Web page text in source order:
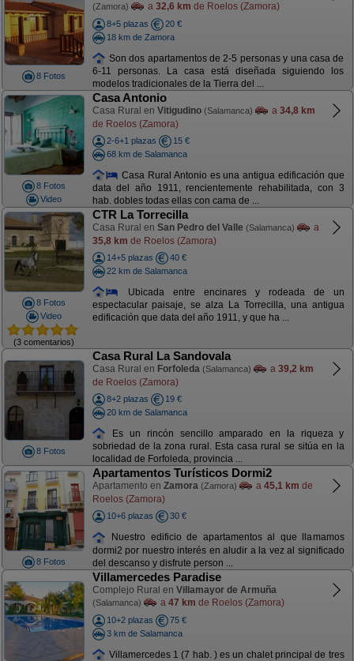
8 Fotos
(Zamora) a 32,6 km de Roelos (Zamora)
8+5 plazas
20 €
18 km de Zamora
Son dos apartamentos de 2-5 personas y una casa de
6-11 personas. La casa está diseñada siguiendo los
modelos tradicionales de la Tierra del ...
8 Fotos
Video
Casa Antonio
Casa Rural en Vitigudino (Salamanca) a 34,8 km
de Roelos (Zamora)
2-6+1 plazas
15 €
68 km de Salamanca
Casa Rural Antonio es una antigua edificación que
data del año 1911, rencientemente rehabilitada, con 3
hab. dobles todas ellas con cama de ...
8 Fotos
Video
(3 comentarios)
CTR La Torrecilla
Casa Rural en San Pedro del Valle (Salamanca)
a
35,8 km de Roelos (Zamora)
14+5 plazas
40 €
22 km de Salamanca
Ubicada entre encinares y rodeada de un
espectacular paisaje, se alza La Torrecilla, una antigua
edificación que data del año 1911, y que ha ...
8 Fotos
Casa Rural La Sandovala
Casa Rural en Forfoleda (Salamanca) a 39,2 km
de Roelos (Zamora)
8+2 plazas
19 €
20 km de Salamanca
Es un rincón sencillo amparado en la riqueza y
sobriedad de la zona rural. Esta casa rural se sitúa en la
localidad de Forfoleda, provincia ...
8 Fotos
Apartamentos Turísticos Dormi2
Apartamento en Zamora (Zamora) a 45,1 km de
Roelos (Zamora)
10+6 plazas 30 €
Nuestro edificio de apartamentos al que llamamos
dormi2 por nuestro interés en aludir a la vez al significado
del descanso y disfrute person ...
Villamercedes Paradise
Complejo Rural en Villamayor de Armuña
(Salamanca) a 47 km de Roelos (Zamora)
10+2 plazas
75 €
3 km de Salamanca
Villamercedes 1 (7 hab. ) es un chalet principal de tres